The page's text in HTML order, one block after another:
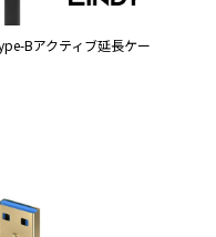
Bアクティブ延長ケー